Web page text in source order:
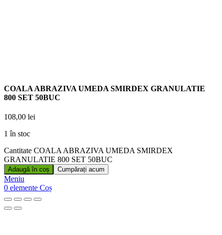
COALA ABRAZIVA UMEDA SMIRDEX GRANULATIE
800 SET 50BUC
108,00 lei
1 în stoc
Cantitate COALA ABRAZIVA UMEDA SMIRDEX
GRANULATIE 800 SET 50BUC
Adaugă în coș Cumpărați acum
Meniu
0 elemente Coș